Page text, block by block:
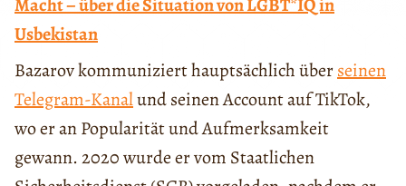
Macht – über die Situation von LGBT*IQ in
Usbekistan
Bazarov kommuniziert hauptsächlich überseinen
Telegram-Kanalund seinen Account auf TikTok,
wo er an Popularität und Aufmerksamkeit
gewann. 2020 wurde er vom Staatlichen